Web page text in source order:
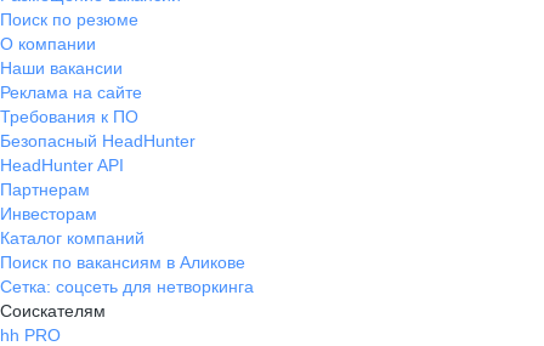
Поиск по резюме
О компании
Наши вакансии
Реклама на сайте
Требования к ПО
Безопасный HeadHunter
HeadHunter API
Партнерам
Инвесторам
Каталог компаний
Поиск по вакансиям в Аликове
Сетка: соцсеть для нетворкинга
Соискателям
hh PRO